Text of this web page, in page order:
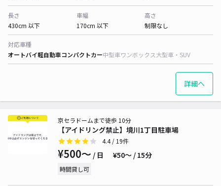
長さ
430cm 以下
車幅
170cm 以下
高さ
制限なし
対応車種
オートバイ軽自動車コンパクトカー中型車ワンボックス大型車・SUV
詳細へ
【アイドリング禁止】境川1丁目駐車場
京セラドームまで徒歩 10分
4.4/ 19件
¥500〜 / 日 ¥50〜 / 15分
時間貸し可